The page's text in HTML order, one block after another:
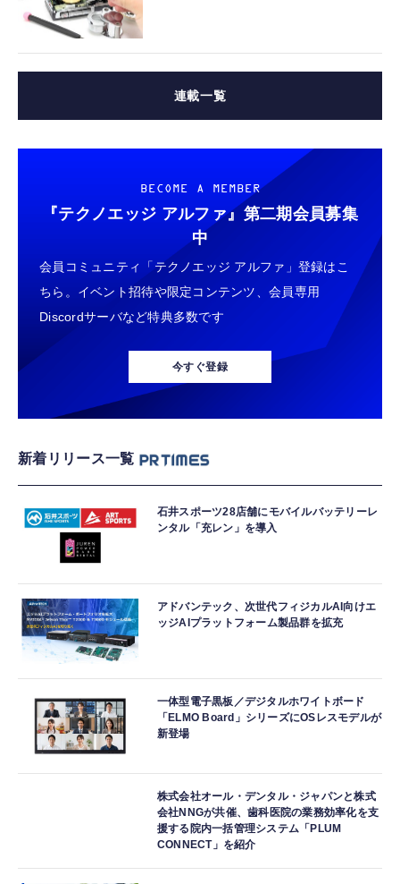
連載一覧
BECOME A MEMBER
『テクノエッジ アルファ』 第二期会員募集
中
会員コミュニティ「テクノエッジ アルファ」登録はこ
ちら。イベント招待や限定コンテンツ、会員専用
Discordサーバなど特典多数です
今すぐ登録
新着リリース一覧
石井スポーツ28店舗にモバイルバッテリーレ
ンタル「充レン」を導入
アドバンテック、次世代フィジカルAI向けエ
ッジAIプラットフォーム製品群を拡充
一体型電子黒板／デジタルホワイトボード
「ELMO Board」シリーズにOSレスモデルが
新登場
株式会社オール・デンタル・ジャパンと株式
会社NNGが共催、歯科医院の業務効率化を支
援する院内一括管理システム「PLUM
CONNECT」を紹介